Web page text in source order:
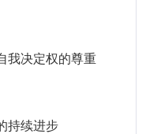
我决定权的尊重
持续进步